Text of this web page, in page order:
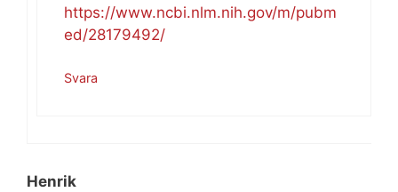
https://www.ncbi.nlm.nih.gov/m/pubm
ed/28179492/
Svara
Henrik